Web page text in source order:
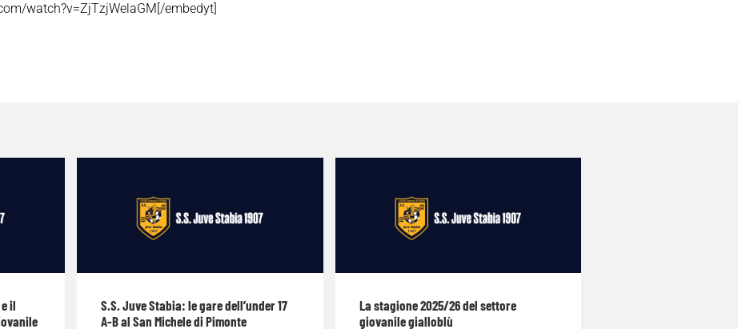
watch?v=ZjTzjWelaGM[/embedyt]
il
S.S. Juve Stabia: le gare dell’under 17
A-B al San Michele di Pimonte
La stagione 2025/26 del settore
giovanile gialloblù